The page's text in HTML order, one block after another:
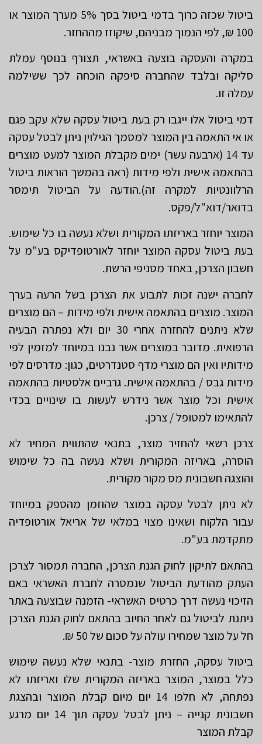
ביטול שכזה כרוך בדמי ביטול בסך 5% מערך המוצר או
100 ₪, לפי הנמוך מבניהם, שיקוזז מההחזר.
במקרה והעסקה בוצעה באשראי, תצורף בנוסף עמלת
סליקה ובלבד שהחברה סיפקה הוכחה לכך ששילמה
עמלה זו.
דמי ביטול אלו ייגבו רק בעת ביטול עסקה שלא עקב פגם
או אי התאמה בין המוצר למסמך הגילוין ניתן לבטל עסקה
עד 14 (ארבעה עשר) ימים מקבלת המוצר למעט מוצרים
בהתאמה אישית ולפי מידות (ראה בהמשך הוראות ביטול
הרלוונטיות למקרה זה).הודעה על הביטול תימסר
בדואר/דוא"ל/פקס.
המוצר יוחזר באריזתו המקורית ושלא נעשה בו כל שימוש.
בעת ביטול עסקה המוצר יוחזר לאורטופדיקס בע"מ על
חשבון הצרכן, באחד מסניפי הרשת.
לחברה ישנה זכות לתבוע את הצרכן בשל הרעה בערך
המוצר. מוצרים בהתאמה אישית ולפי מידות – הם מוצרים
שלא ניתנים להחזרה אחרי 30 יום ולא נפתרה הבעיה
הרפואית. מדובר במוצרים אשר נבנו במיוחד למזמין לפי
מידותיו ואין הם מוצרי מדף סטנדרטים, כגון: מדרסים לפי
מידות גבס / בהתאמה אישית. גרביים אלסטיות בהתאמה
אישית וכל מוצר אשר נידרש לעשות בו שינויים בכדי
להתאימו למטופל / צרכן.
צרכן רשאי להחזיר מוצר, בתנאי שהתווית המחיר לא
הוסרה, באריזה המקורית ושלא נעשה בה כל שימוש
והוצגה חשבונית מס מקור מקורית.
לא ניתן לבטל עסקה במוצר שהוזמן מהספק במיוחד
עבור הלקוח ושאינו מצוי במלאי של אריאל אורטופדיה
מתקדמת בע"מ.
בהתאם לתיקון לחוק הגנת הצרכן, החברה תמסור לצרכן
העתק מהודעת הביטול שנמסרה לחברת האשראי באם
הזיכוי נעשה דרך כרטיס האשראי- הזמנה שבוצעה באתר
ניתנת לביטול גם לאחר החיוב בהתאם לחוק הגנת הצרכן
חל על מוצר שמחירו עולה על סכום של 50 ₪.
ביטול עסקה, החזרת מוצר- בתנאי שלא נעשה שימוש
כלל במוצר, המוצר באריזה המקורית שלו ואריזתו לא
נפתחה, לא חלפו 14 יום מיום קבלת המוצר ובהצגת
חשבונית קנייה – ניתן לבטל עסקה תוך 14 יום מרגע
קבלת המוצר